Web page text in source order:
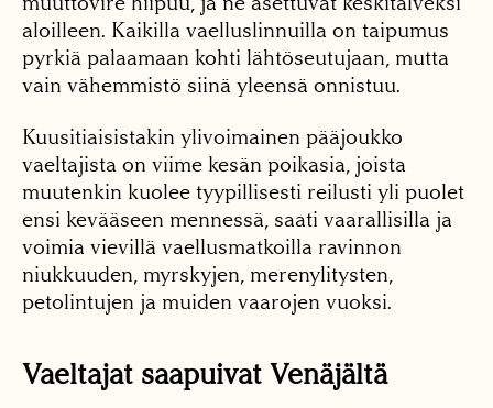
aloilleen. Kaikilla vaelluslinnuilla on taipumus
pyrkiä palaamaan kohti lähtöseutujaan, mutta
vain vähemmistö siinä yleensä onnistuu.
Kuusitiaisistakin ylivoimainen pääjoukko
vaeltajista on viime kesän poikasia, joista
muutenkin kuolee tyypillisesti reilusti yli puolet
ensi kevääseen mennessä, saati vaarallisilla ja
voimia vievillä vaellusmatkoilla ravinnon
niukkuuden, myrskyjen, merenylitysten,
petolintujen ja muiden vaarojen vuoksi.
Vaeltajat saapuivat Venäjältä